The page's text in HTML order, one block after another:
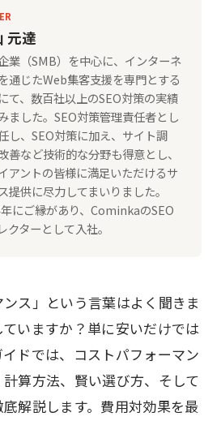
元達
業（SMB）を中心に、インターネ
通じたWeb集客支援を専門とする
て、数百社以上のSEO対策の実績
ました。SEO対策管理責任者とし
し、SEO対策に加え、サイト調
善など技術的な分野も得意とし、
アントの皆様に満足いただけるサ
提供に尽力してまいりました。
にご縁があり、CominkaのSEO
クターとして入社。
ンス」という言葉はよく聞きま
いますか？単に安いだけでは
ドでは、コストパフォーマン
算方法、賢い選び方、そして
解説します。費用対効果を最